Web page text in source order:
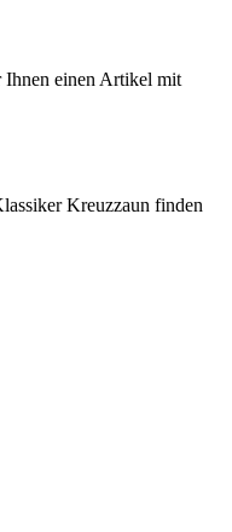
Ihnen einen Artikel mit
Kreuzzaun finden